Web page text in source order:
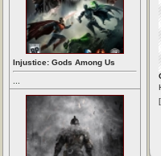
Injustice: Gods Among Us